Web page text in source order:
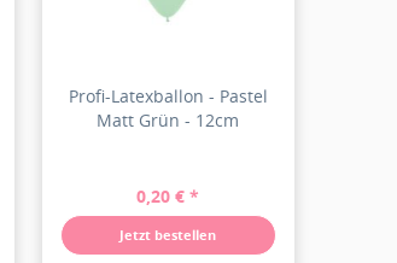
Profi-Latexballon - Pastel
Matt Grün - 12cm
0,20 € *
Jetzt bestellen